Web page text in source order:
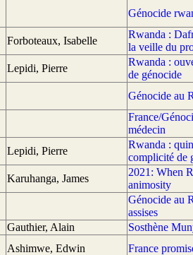
Génocide
Forboteaux, Isabelle
Rwanda :
la veille du
Lepidi, Pierre
Rwanda :
de génocide
Génocide au
France/
médecin
Lepidi, Pierre
Rwanda :
complicité de
Karuhanga, James
2021: When
animosity
Génocide au
assises
Gauthier, Alain
Sosthène
Ashimwe, Edwin
France